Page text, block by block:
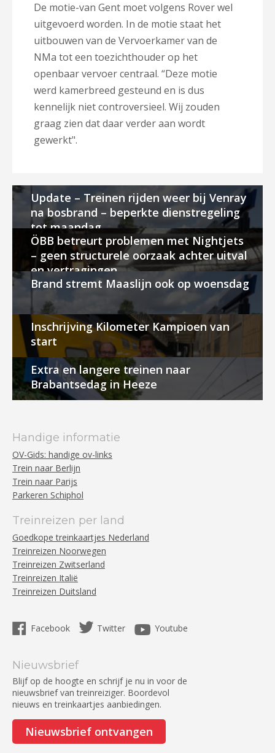
De motie-van Gent moet volgens Rover wel
uitgevoerd worden. In de motie staat het
uitbouwen van de Vervoerkamer van de
NMa tot een toezichthouder op het
openbaar vervoer centraal. “Deze motie
werd kamerbreed gesteund en is dus
kennelijk niet controversieel. Wij zouden
graag zien dat daar verder aan wordt
gewerkt".
Update – Treinen rijden weer bij Venray
na bosbrand – beperkte dienstregeling
tot maandag
ÖBB betreurt problemen met Nightjets
– geen structurele oorzaak achter uitval
en vertragingen
Brand stremt Maaslijn ook op woensdag
Inschrijving Kilometer Kampioen van
start
Extra en langere treinen naar
Brabantsedag in Heeze
Handige informatie
OV-Gids: handige ov-links
Trein naar Berlijn
Trein naar Parijs
Parkeren Schiphol
Treinreizen per land
Goedkope treinkaartjes Nederland
Treinreizen Noorwegen
Treinreizen Zwitserland
Treinreizen Italië
Treinreizen Duitsland
Facebook Twitter Youtube
Nieuwsbrief
Blijf op de hoogte en schrijf je nu in voor de
nieuwsbrief van treinreiziger. Boordevol
nieuws en treinkaartjes aanbiedingen.
Nieuwsbrief ontvangen